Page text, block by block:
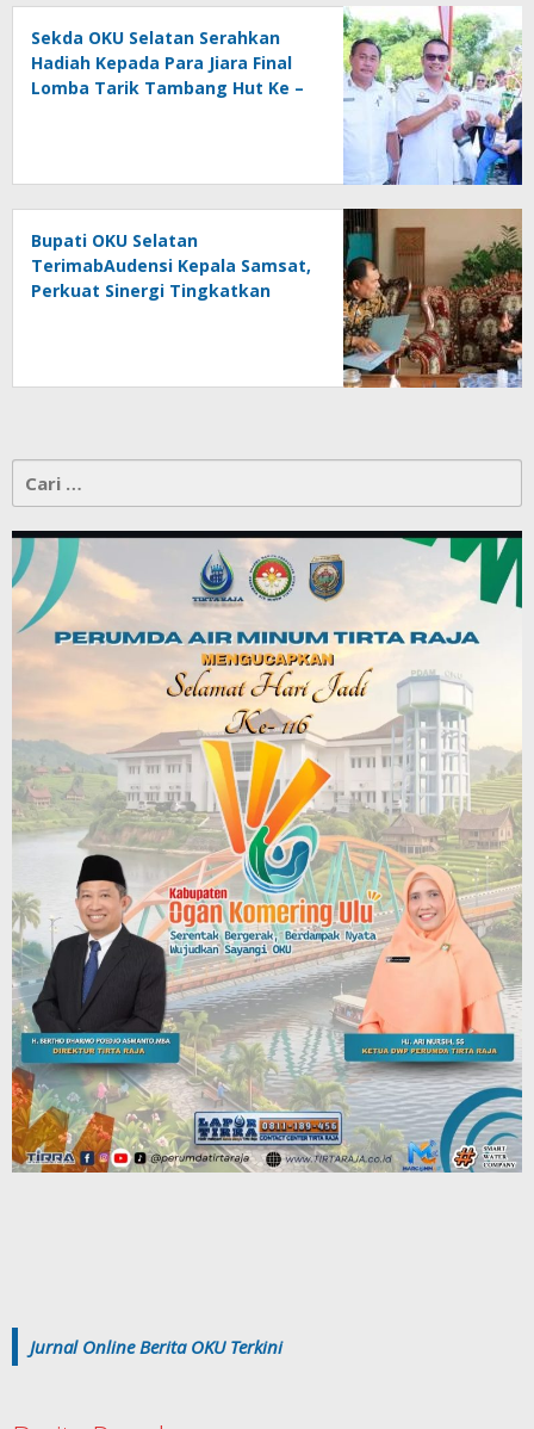
Sekda OKU Selatan Serahkan
Hadiah Kepada Para Jiara Final
Lomba Tarik Tambang Hut Ke –
Bupati OKU Selatan
TerimabAudensi Kepala Samsat,
Perkuat Sinergi Tingkatkan
untuk:
Jurnal Online Berita OKU Terkini